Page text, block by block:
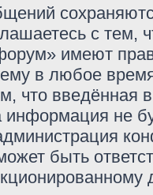
с тем,
имеют
в любое
что введённая
не
быть